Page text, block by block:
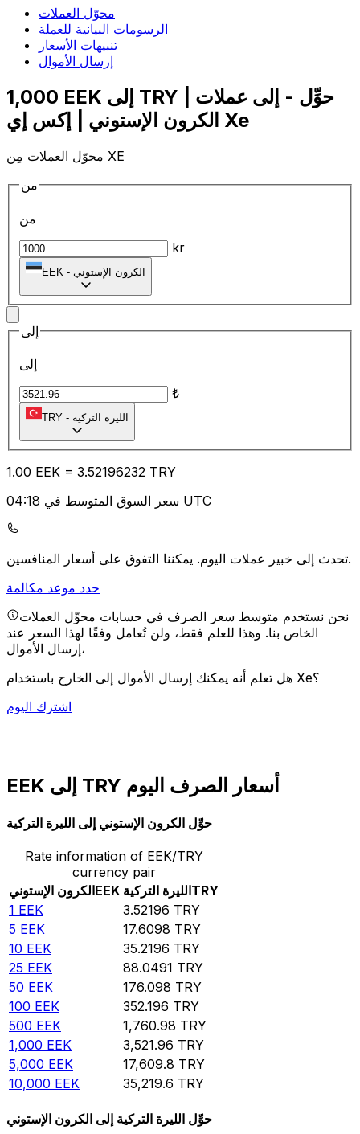
محوّل العملات
الرسومات البيانية للعملة
تنبيهات الأسعار
إرسال الأموال
1,000 EEK إلى TRY | حوِّل - إلى عملات
الكرون الإستوني | إكس إي Xe
محوّل العملات مِن XE
من
من
kr
EEK - الكرون الإستوني
إلى
إلى
₺
TRY - الليرة التركية
1.00 EEK = 3.52196232 TRY
سعر السوق المتوسط في 04:18 UTC
تحدث إلى خبير عملات اليوم.يمكننا التفوق على أسعار المنافسين.
حدد موعد مكالمة
نحن نستخدم متوسط سعر الصرف في حسابات محوِّل العملات
الخاص بنا. وهذا للعلم فقط، ولن تُعامل وفقًا لهذا السعر عند
إرسال الأموال،
هل تعلم أنه يمكنك إرسال الأموال إلى الخارج باستخدام Xe؟
اشترك اليوم
EEK إلى TRY أسعار الصرف اليوم
حوِّل الكرون الإستوني إلى الليرة التركية
Rate information of EEK/TRY
currency pair
الكرون الإستونيEEK الليرة التركيةTRY
1 EEK 3.52196 TRY
5 EEK 17.6098 TRY
10 EEK 35.2196 TRY
25 EEK 88.0491 TRY
50 EEK 176.098 TRY
100 EEK 352.196 TRY
500 EEK 1,760.98 TRY
1,000 EEK 3,521.96 TRY
5,000 EEK 17,609.8 TRY
10,000 EEK 35,219.6 TRY
حوِّل الليرة التركية إلى الكرون الإستوني